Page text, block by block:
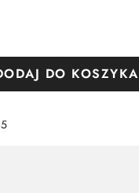
DO KOSZYKA